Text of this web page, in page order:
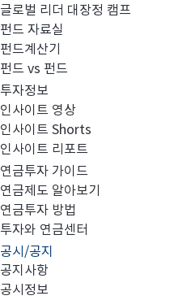
글로벌 리더 대장정 캠프
펀드 자료실
펀드계산기
펀드 vs 펀드
투자정보
인사이트 영상
인사이트 Shorts
인사이트 리포트
연금투자 가이드
연금제도 알아보기
연금투자 방법
투자와 연금센터
공시/공지
공지사항
공시정보
펀드공시
편입자산 상각의 건
미래에셋인덱스로브라질증